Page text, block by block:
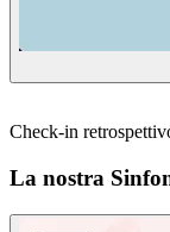
Check-in
La nostra